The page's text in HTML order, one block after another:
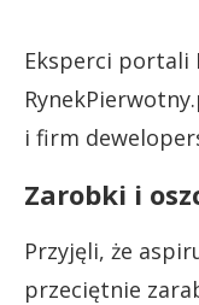
Eksperci portali
i firm
Zarobki i
Przyjęli, że
przeciętnie